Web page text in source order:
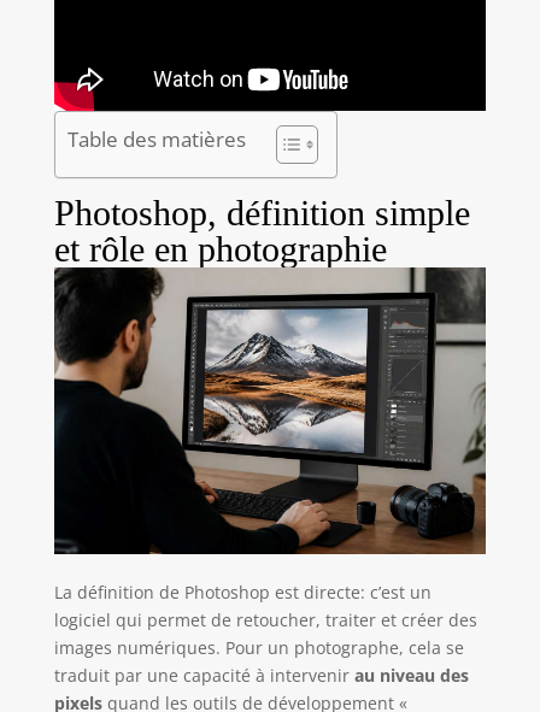
Table des matières
Photoshop, définition simple
et rôle en photographie
La définition de Photoshop est directe: c’est un
logiciel qui permet de retoucher, traiter et créer des
images numériques. Pour un photographe, cela se
traduit par une capacité à intervenir au niveau des
pixelsquand les outils de développement «